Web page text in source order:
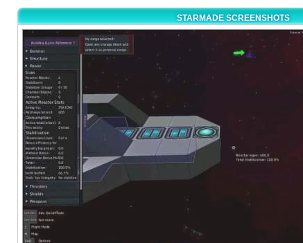
STARMADE SCREENSHOTS